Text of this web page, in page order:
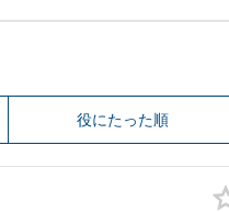
役にたった順